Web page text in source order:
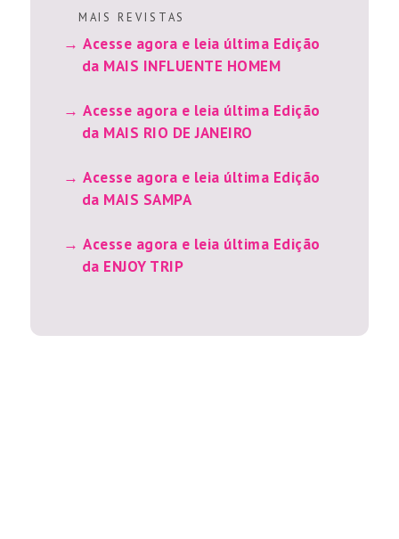
M A I S R E V I S T A S
Acesse agora e leia última Edição
da MAIS INFLUENTE HOMEM
Acesse agora e leia última Edição
da MAIS RIO DE JANEIRO
Acesse agora e leia última Edição
da MAIS SAMPA
Acesse agora e leia última Edição
da ENJOY TRIP